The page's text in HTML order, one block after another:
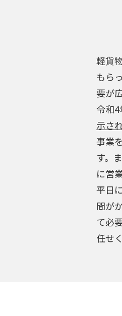
軽貨
もら
要が
令和4
示さ
事業
す。
に営
平日
間が
て必
任せ